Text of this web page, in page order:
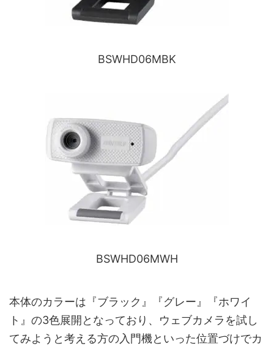
BSWHD06MBK
BSWHD06MWH
本体のカラーは『ブラック』『グレー』『ホワイ
ト』の3色展開となっており、ウェブカメラを試し
てみようと考える方の入門機といった位置づけでカ